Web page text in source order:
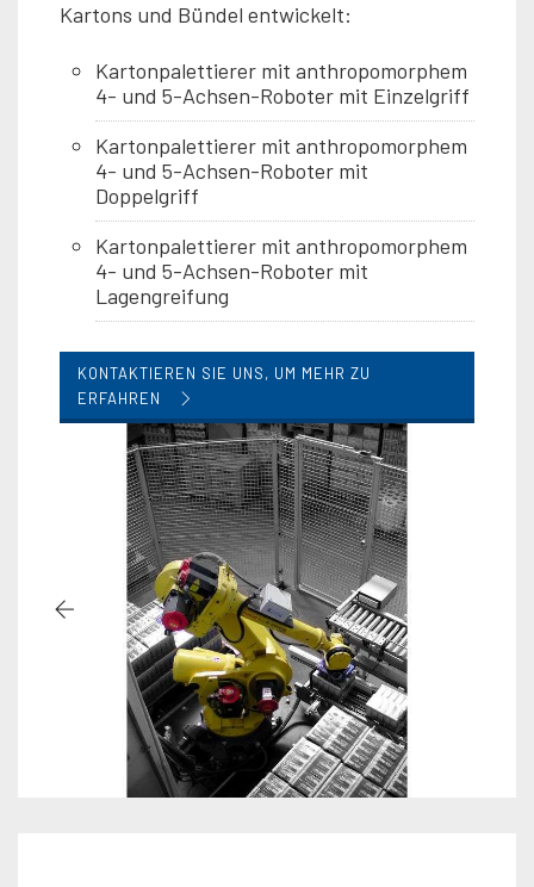
Kartons und Bündel entwickelt:
Kartonpalettierer mit anthropomorphem
4- und 5-Achsen-Roboter mit Einzelgriff
Kartonpalettierer mit anthropomorphem
4- und 5-Achsen-Roboter mit
Doppelgriff
Kartonpalettierer mit anthropomorphem
4- und 5-Achsen-Roboter mit
Lagengreifung
KONTAKTIEREN SIE UNS, UM MEHR ZU
ERFAHREN